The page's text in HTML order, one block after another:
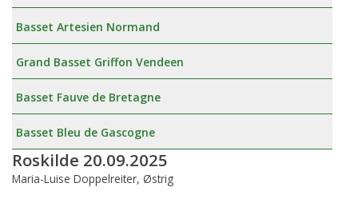
Basset Artesien Normand
Grand Basset Griffon Vendeen
Basset Fauve de Bretagne
Basset Bleu de Gascogne
Roskilde 20.09.2025
Maria-Luise Doppelreiter, Østrig